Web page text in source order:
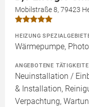
Mobilstraße 8, 79423
HEIZUNG
Wärmepumpe,
ANGEBOTENE
Neuinstallation /
& Installation,
Verpachtung,